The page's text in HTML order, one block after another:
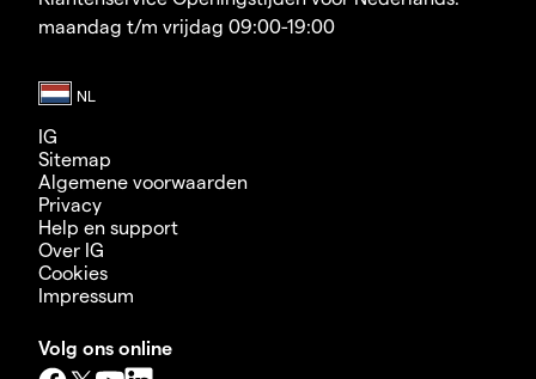
maandag t/m vrijdag 09:00-19:00
IG
Sitemap
Algemene voorwaarden
Privacy
Help en support
Over IG
Cookies
Impressum
Volg ons online